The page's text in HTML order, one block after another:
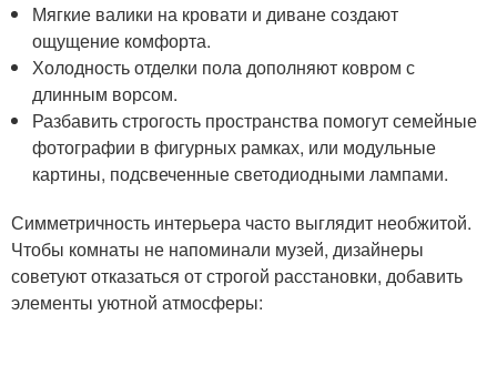
Мягкие валики на кровати и диване создают
ощущение комфорта.
Холодность отделки пола дополняют ковром с
длинным ворсом.
Разбавить строгость пространства помогут семейные
фотографии в фигурных рамках, или модульные
картины, подсвеченные светодиодными лампами.
Симметричность интерьера часто выглядит необжитой.
Чтобы комнаты не напоминали музей, дизайнеры
советуют отказаться от строгой расстановки, добавить
элементы уютной атмосферы: